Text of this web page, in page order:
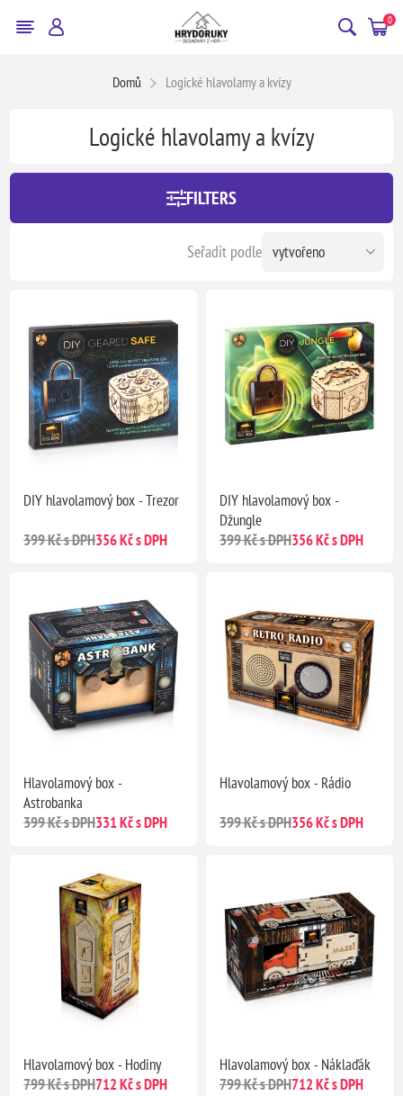
0
Domů Logické hlavolamy a kvízy
Logické hlavolamy a kvízy
FILTERS
Seřadit podle
DIY hlavolamový box - Trezor
399 Kč s DPH356 Kč s DPH
DIY hlavolamový box -
Džungle
399 Kč s DPH356 Kč s DPH
Hlavolamový box -
Astrobanka
399 Kč s DPH331 Kč s DPH
Hlavolamový box - Rádio
399 Kč s DPH356 Kč s DPH
Hlavolamový box - Hodiny
799 Kč s DPH712 Kč s DPH
Hlavolamový box - Náklaďák
799 Kč s DPH712 Kč s DPH